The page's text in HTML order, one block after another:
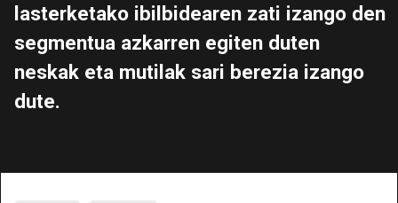
lasterketako ibilbidearen zati izango den
segmentua azkarren egiten duten
neskak eta mutilak sari berezia izango
dute.